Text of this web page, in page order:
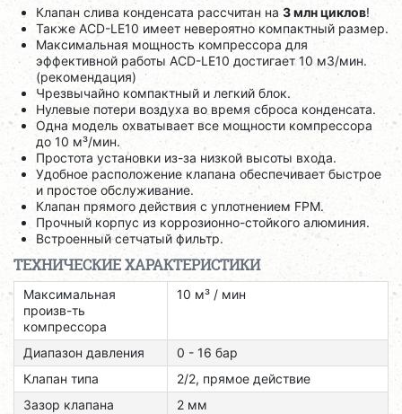
Клапан слива конденсата рассчитан на 3 млн циклов!
Также ACD-LE10 имеет невероятно компактный размер.
Максимальная мощность компрессора для
эффективной работы ACD-LE10 достигает 10 м3/мин.
(рекомендация)
Чрезвычайно компактный и легкий блок.
Нулевые потери воздуха во время сброса конденсата.
Одна модель охватывает все мощности компрессора
до 10 м³/мин.
Простота установки из-за низкой высоты входа.
Удобное расположение клапана обеспечивает быстрое
и простое обслуживание.
Клапан прямого действия с уплотнением FPM.
Прочный корпус из коррозионно-стойкого алюминия.
Встроенный сетчатый фильтр.
ТЕХНИЧЕСКИЕ ХАРАКТЕРИСТИКИ
Максимальная
произв-ть
компрессора
10 м³ / мин
Диапазон давления
0 - 16 бар
Клапан типа
2/2, прямое действие
Зазор клапана
2 мм